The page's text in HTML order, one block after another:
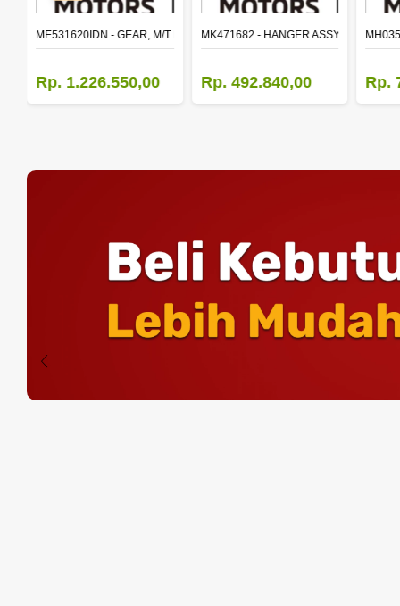
SHAFT 2ND SPEED (M035S5)
ME531620IDN - GEAR, M/T MAIN SHAFT REVERSE
Rp. 1.226.550,00
MK471682 - HANGER ASSY,FR
Rp. 492.840,00 Rp.